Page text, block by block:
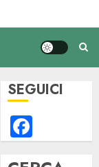
SEGUICI